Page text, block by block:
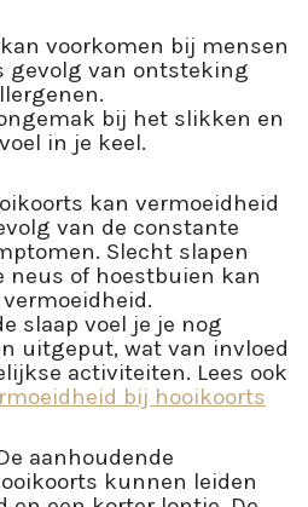
voorkomen bij mensen
gevolg van ontsteking
bij het slikken en
in je keel.
kan vermoeidheid
van de constante
Slecht slapen
neus of hoestbuien kan
slaap voel je je nog
uitgeput, wat van invloed
activiteiten. Lees ook
bij hooikoorts
aanhoudende
kunnen leiden